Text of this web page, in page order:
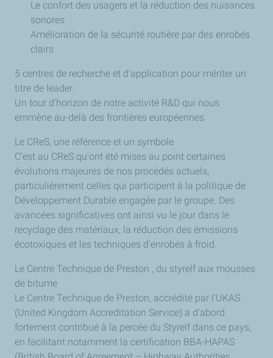
Le confort des usagers et la réduction des nuisances
sonores
Amélioration de la sécurité routière par des enrobés
clairs
5 centres de recherche et d'application pour mériter un
titre de leader.
Un tour d'horizon de notre activité R&D qui nous
emmène au-delà des frontières européennes
Le CReS, une référence et un symbole
C'est au CReS qu'ont été mises au point certaines
évolutions majeures de nos procédés actuels,
particulièrement celles qui participent à la politique de
Développement Durable engagée par le groupe. Des
avancées significatives ont ainsi vu le jour dans le
recyclage des matériaux, la réduction des émissions
écotoxiques et les techniques d'enrobés à froid.
Le Centre Technique de Preston , du styrelf aux mousses
de bitume
Le Centre Technique de Preston, accrédité par l'UKAS
(United Kingdom Accreditation Service) a d'abord
fortement contribué à la percée du Styrelf dans ce pays,
en facilitant notamment la certification BBA-HAPAS